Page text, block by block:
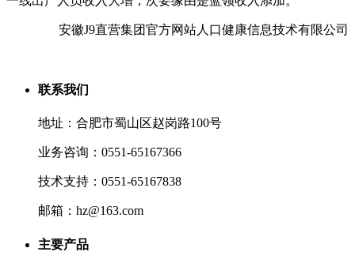
安徽J9直营集团官方网站人口健康信息技术有限公司
联系我们
地址：合肥市蜀山区赵岗路100号
业务咨询：0551-65167366
技术支持：0551-65167838
邮箱：hz@163.com
主要产品